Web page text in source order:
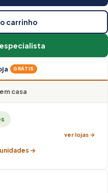
carrinho
GRÁTIS
casa
ver lojas →
→